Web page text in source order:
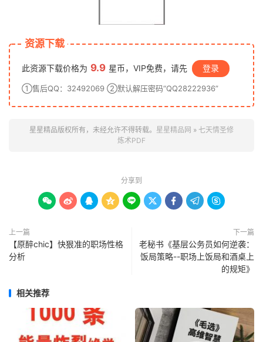
资源下载
此资源下载价格为 9.9 星币，VIP免费，请先 登录
①售后QQ：32492069 ②默认解压密码“QQ28222936”
星星精品版权所有，未经允许不得转载。 星星精品网 » 七天情圣修
炼术PDF
分享到
        
上一篇
【原醉chic】快狠准的职场性格
分析
下一篇
老秘书《基层公务员如何逆袭：
饭局策略--职场上饭局和酒桌上
的规矩》
相关推荐